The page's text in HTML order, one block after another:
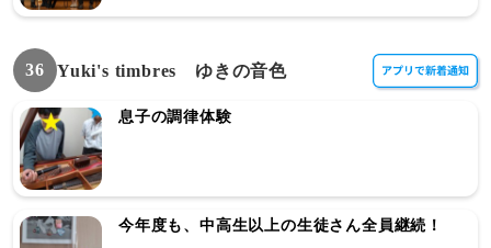
36 Yuki's timbres ゆきの音色
息子の調律体験
今年度も、中高生以上の生徒さん全員継続！